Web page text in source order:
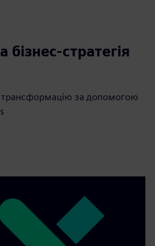
стратегія
за допомогою